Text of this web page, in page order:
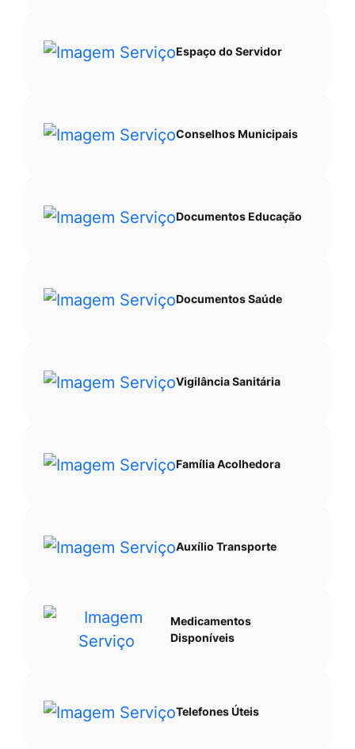
Espaço do Servidor
Conselhos Municipais
Documentos Educação
Documentos Saúde
Vigilância Sanitária
Família Acolhedora
Auxílio Transporte
Medicamentos
Disponíveis
Telefones Úteis